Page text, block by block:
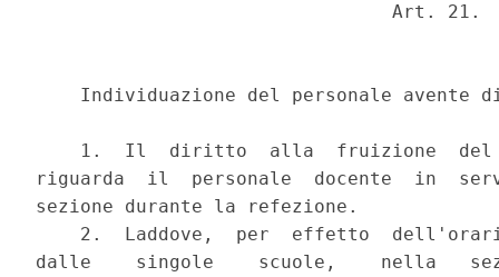
                                Art. 21.
Individuazione del personale avente
1.  Il  diritto  alla  fruizione
riguarda  il  personale  docente  in
sezione durante la refezione.
2.  Laddove,  per  effetto
dalle    singole    scuole,    nella